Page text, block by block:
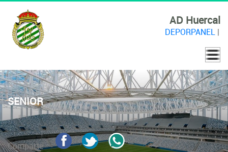
AD Huercal
DEPORPANEL|
SENIOR
Comparte